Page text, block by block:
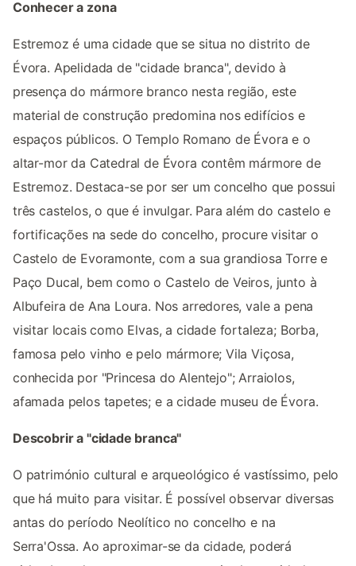
Conhecer a zona
Estremoz é uma cidade que se situa no distrito de
Évora. Apelidada de "cidade branca", devido à
presença do mármore branco nesta região, este
material de construção predomina nos edifícios e
espaços públicos. O Templo Romano de Évora e o
altar-mor da Catedral de Évora contêm mármore de
Estremoz. Destaca-se por ser um concelho que possui
três castelos, o que é invulgar. Para além do castelo e
fortificações na sede do concelho, procure visitar o
Castelo de Evoramonte, com a sua grandiosa Torre e
Paço Ducal, bem como o Castelo de Veiros, junto à
Albufeira de Ana Loura. Nos arredores, vale a pena
visitar locais como Elvas, a cidade fortaleza; Borba,
famosa pelo vinho e pelo mármore; Vila Viçosa,
conhecida por "Princesa do Alentejo"; Arraiolos,
afamada pelos tapetes; e a cidade museu de Évora.
Descobrir a "cidade branca"
O património cultural e arqueológico é vastíssimo, pelo
que há muito para visitar. É possível observar diversas
antas do período Neolítico no concelho e na
Serra'Ossa. Ao aproximar-se da cidade, poderá